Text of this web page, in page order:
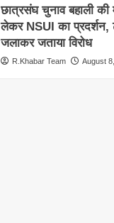
छात्रसंघ चुनाव बहाली की
लेकर NSUI का प्रदर्शन,
जलाकर जताया विरोध
R.Khabar Team August